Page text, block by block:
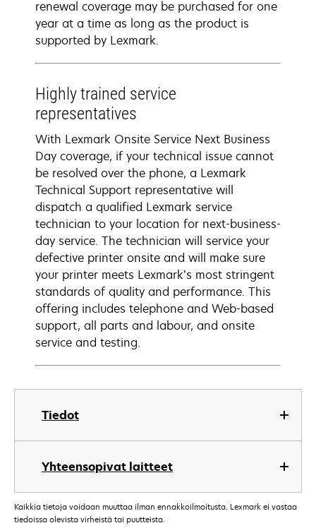
Tiedot
Yhteensopivat laitteet
renewal coverage may be purchased for one
year at a time as long as the product is
supported by Lexmark.
Highly trained service
representatives
With Lexmark Onsite Service Next Business
Day coverage, if your technical issue cannot
be resolved over the phone, a Lexmark
Technical Support representative will
dispatch a qualified Lexmark service
technician to your location for next-business-
day service. The technician will service your
defective printer onsite and will make sure
your printer meets Lexmark’s most stringent
standards of quality and performance. This
offering includes telephone and Web-based
support, all parts and labour, and onsite
service and testing.
Kaikkia tietoja voidaan muuttaa ilman ennakkoilmoitusta. Lexmark ei vastaa
tiedoissa olevista virheistä tai puutteista.